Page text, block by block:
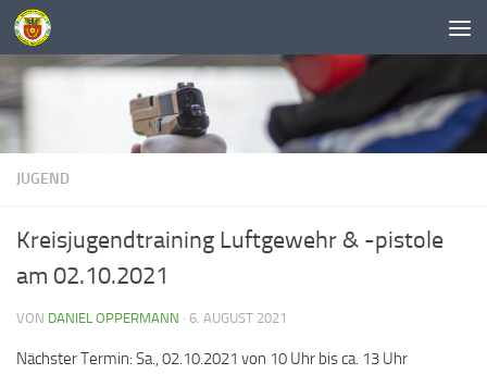
Unter dem Inhalt
JUGEND
Kreisjugendtraining Luftgewehr & -pistole
am 02.10.2021
VON DANIEL OPPERMANN · 6. AUGUST 2021
Nächster Termin: Sa., 02.10.2021 von 10 Uhr bis ca. 13 Uhr